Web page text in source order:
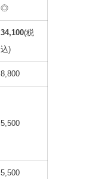
◎
34,100(税
込)
8,800
5,500
5,500